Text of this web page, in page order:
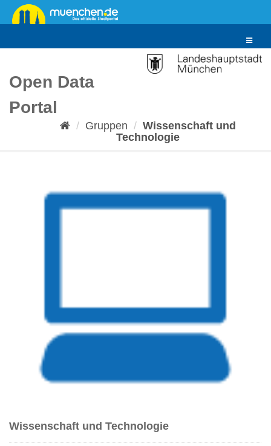
Überspringen
zum
Toggle
Open Data
Portal
Gruppen
Wissenschaft und
Technologie
Wissenschaft und Technologie